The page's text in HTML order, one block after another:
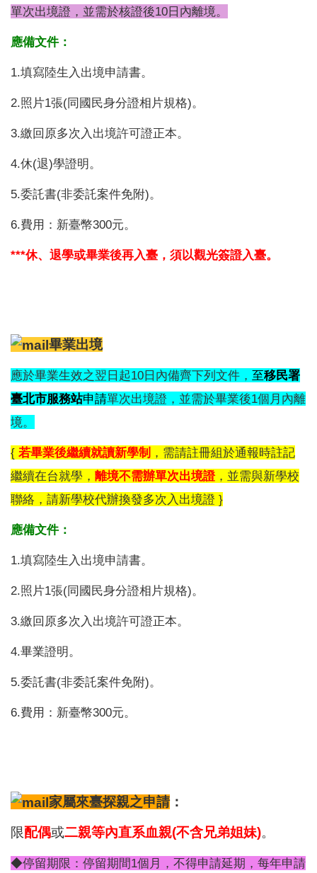
單次出境證，並需於核證後10日內離境。
應備文件：
1.填寫陸生入出境申請書。
2.照片1張(同國民身分證相片規格)。
3.繳回原多次入出境許可證正本。
4.休(退)學證明。
5.委託書(非委託案件免附)。
6.費用：新臺幣300元。
***休、退學或畢業後再入臺，須以觀光簽證入臺。
畢業出境
應於畢業生效之翌日起10日內備齊下列文件， 至移民署
臺北市服務站申請單次出境證，並需於畢業後1個月內離
境。
{ 若畢業後繼續就讀新學制 ，需請註冊組於通報時註記
繼續在台就學， 離境不需辦單次出境證，並需與新學校
聯絡，請新學校代辦換發多次入出境證 }
應備文件：
1.填寫陸生入出境申請書。
2.照片1張(同國民身分證相片規格)。
3.繳回原多次入出境許可證正本。
4.畢業證明。
5.委託書(非委託案件免附)。
6.費用：新臺幣300元。
家屬來臺探親之申請：
限配偶或二親等內直系血親(不含兄弟姐妹)。
◆停留期限：停留期間1個月，不得申請延期，每年申請